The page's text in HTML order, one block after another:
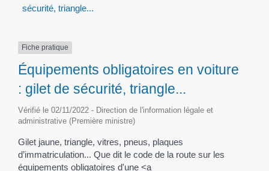
sécurité, triangle...
Fiche pratique
Équipements obligatoires en voiture
: gilet de sécurité, triangle...
Vérifié le 02/11/2022 - Direction de l'information légale et
administrative (Première ministre)
Gilet jaune, triangle, vitres, pneus, plaques
d’immatriculation... Que dit le code de la route sur les
équipements obligatoires d'une <a